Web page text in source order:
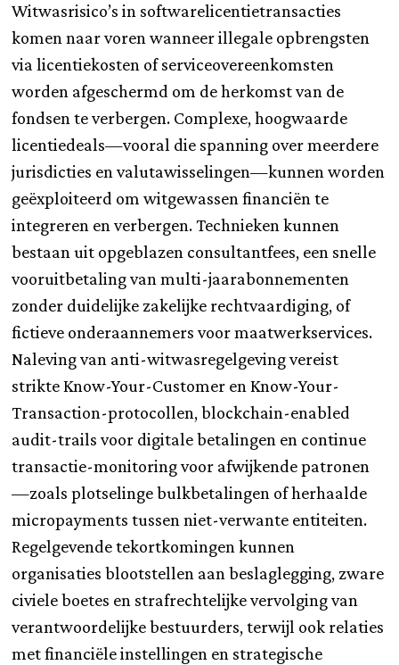
Witwasrisico’s in softwarelicentietransacties
komen naar voren wanneer illegale opbrengsten
via licentiekosten of serviceovereenkomsten
worden afgeschermd om de herkomst van de
fondsen te verbergen. Complexe, hoogwaarde
licentiedeals—vooral die spanning over meerdere
jurisdicties en valutawisselingen—kunnen worden
geëxploiteerd om witgewassen financiën te
integreren en verbergen. Technieken kunnen
bestaan uit opgeblazen consultantfees, een snelle
vooruitbetaling van multi-jaarabonnementen
zonder duidelijke zakelijke rechtvaardiging, of
fictieve onderaannemers voor maatwerkservices.
Naleving van anti-witwasregelgeving vereist
strikte Know-Your-Customer en Know-Your-
Transaction-protocollen, blockchain-enabled
audit-trails voor digitale betalingen en continue
transactie-monitoring voor afwijkende patronen
—zoals plotselinge bulkbetalingen of herhaalde
micropayments tussen niet-verwante entiteiten.
Regelgevende tekortkomingen kunnen
organisaties blootstellen aan beslaglegging, zware
civiele boetes en strafrechtelijke vervolging van
verantwoordelijke bestuurders, terwijl ook relaties
met financiële instellingen en strategische